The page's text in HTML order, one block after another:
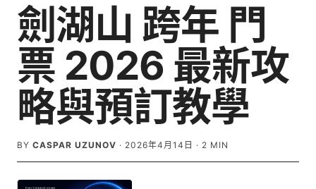
劍湖山 跨年 門
票 2026 最新攻
略與預訂教學
BY CASPAR UZUNOV · 2026年4月14日 · 2 MIN